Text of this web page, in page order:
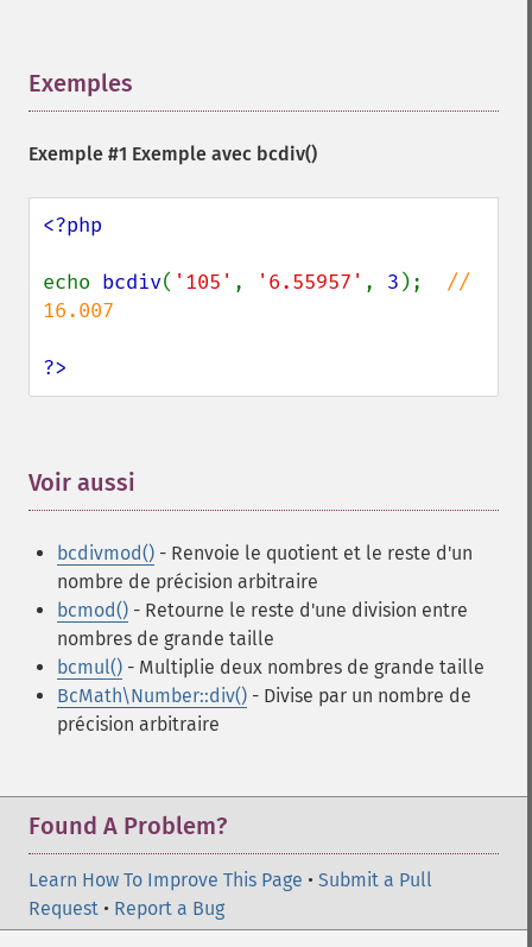
Exemples
Exemple #1 Exemple avec bcdiv()
<?php
echo bcdiv( '105' , '6.55957' , 3 ); //
16.007
?>
Voir aussi
bcdivmod() - Renvoie le quotient et le reste d'un
nombre de précision arbitraire
bcmod() - Retourne le reste d'une division entre
nombres de grande taille
bcmul() - Multiplie deux nombres de grande taille
BcMath\Number::div() - Divise par un nombre de
précision arbitraire
Found A Problem?
Learn How To Improve This Page • Submit a Pull
Request • Report a Bug